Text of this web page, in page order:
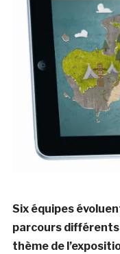
Six équipes
parcours
thème de